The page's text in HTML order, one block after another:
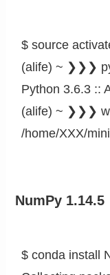
$ source
(alife) ~ ❯❯❯
Python 3.6.3 ::
(alife) ~ ❯❯❯
/home/XXX/
NumPy 1.14.5
$ conda install